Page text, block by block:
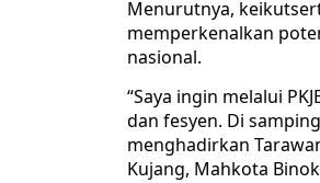
Menurutnya,
memperkenalkan
nasional.
“Saya ingin melalui
dan fesyen. Di
menghadirkan
Kujang, Mahkota